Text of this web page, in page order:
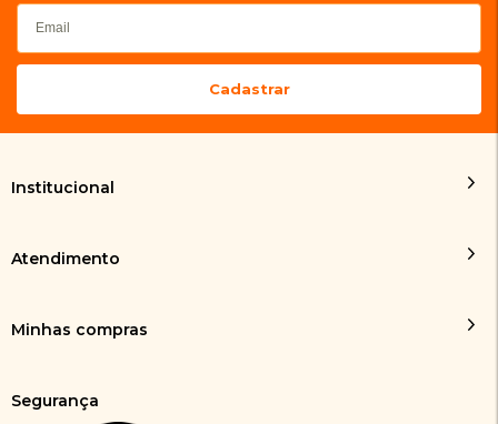
Institucional
Atendimento
Minhas compras
Segurança